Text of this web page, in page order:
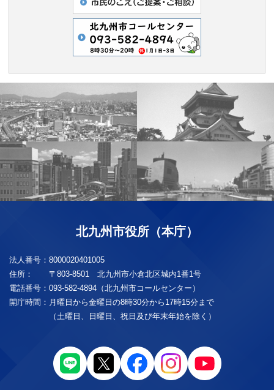
北九州市役所（本庁）
法人番号： 8000020401005
住所：
〒803-8501 北九州市小倉北区城内1番1号
電話番号： 093-582-4894（北九州市コールセンター）
開庁時間： 月曜日から金曜日の8時30分から17時15分まで
（土曜日、日曜日、祝日及び年末年始を除く）